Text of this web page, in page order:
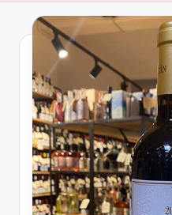
alcoholdrinkstore
กา
ตี
ของ
เเท้
รับ
ประกัน
สินค้า
จัด
ส่ง